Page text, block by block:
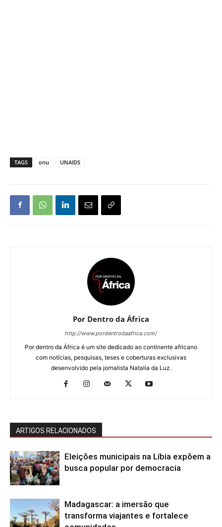
TAGS onu UNAIDS
Por Dentro da África
http://www.pordentrodaafrica.com/
Por dentro da África é um site dedicado ao continente africano
com notícias, pesquisas, teses e coberturas exclusivas
desenvolvido pela jornalista Natalia da Luz.
ARTIGOS RELACIONADOS
Eleições municipais na Líbia expõem a
busca popular por democracia
Madagascar: a imersão que
transforma viajantes e fortalece